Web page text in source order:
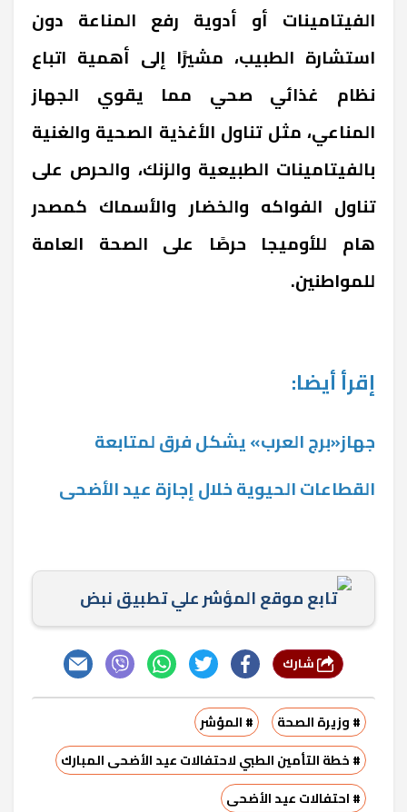
الفيتامينات أو أدوية رفع المناعة دون
استشارة الطبيب، مشيرًا إلى أهمية اتباع
نظام غذائي صحي مما يقوي الجهاز
المناعي، مثل تناول الأغذية الصحية والغنية
بالفيتامينات الطبيعية والزنك، والحرص على
تناول الفواكه والخضار والأسماك كمصدر
هام للأوميجا حرصًا على الصحة العامة
للمواطنين.
إقرأ أيضا:
جهاز«برج العرب» يشكل فرق لمتابعة
القطاعات الحيوية خلال إجازة عيد الأضحى
تابع موقع المؤشر علي تطبيق نبض
# وزيرة الصحة
# المؤشر
# خطة التأمين الطبي لاحتفالات عيد الأضحى المبارك
# احتفالات عيد الأضحى